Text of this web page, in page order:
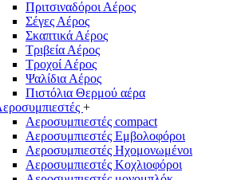
Πριτσιναδόροι Αέρος
Σέγες Αέρος
Σκαπτικά Αέρος
Τριβεία Αέρος
Τροχοί Αέρος
Ψαλίδια Αέρος
Πιστόλια Θερμού αέρα
+
Αεροσυμπιεστές compact
Αεροσυμπιεστές Εμβολοφόροι
Αεροσυμπιεστές Ηχομονωμένοι
Αεροσυμπιεστές Κοχλιοφόροι